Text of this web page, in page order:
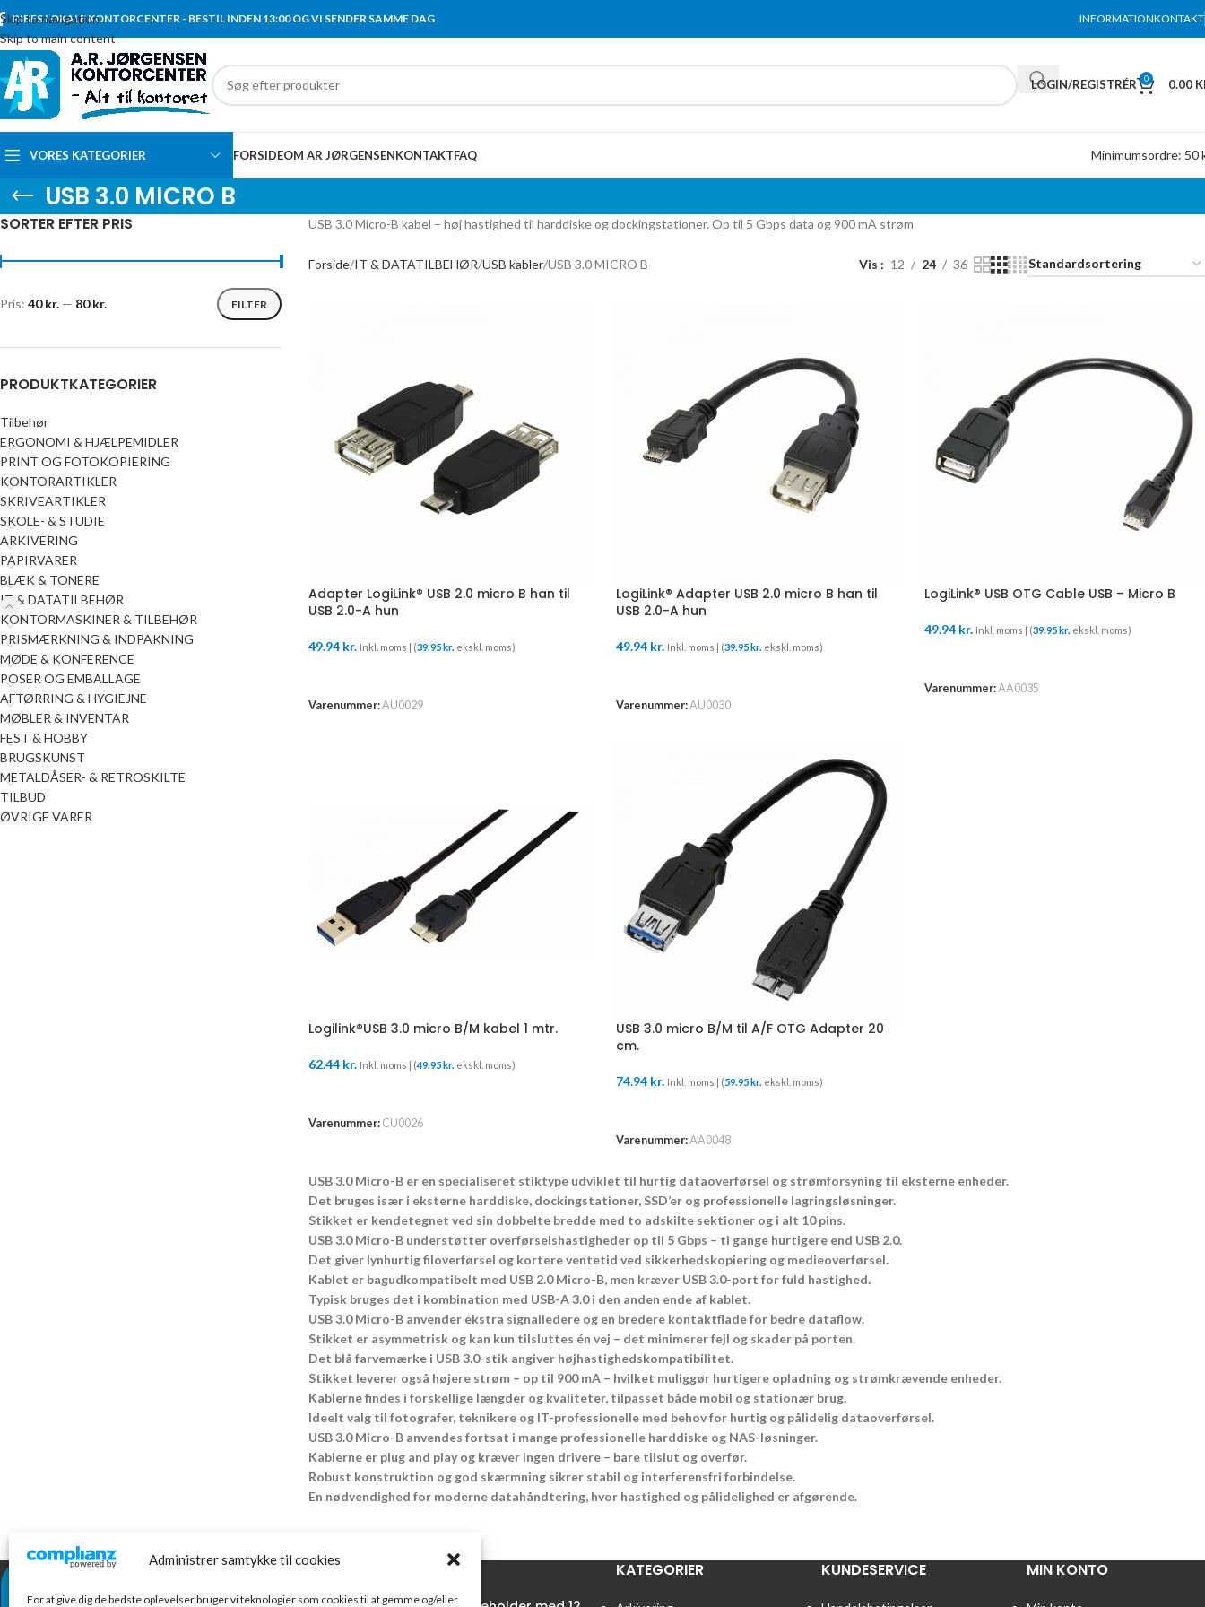
Administrer samtykke til cookies
For at give dig de bedste oplevelser bruger vi teknologier som cookies til at gemme og/eller
Skip to navigation
Skip to main content
RIBES LOKALE KONTORCENTER - BESTIL INDEN 13:00 OG VI SENDER SAMME DAG INFORMATIONKONTAKT
LOGIN/REGISTRÉR 0 0.00
VORES KATEGORIER FORSIDEOM AR JØRGENSENKONTAKTFAQ Minimumsordre: 50
USB 3.0 MICRO B
SORTER EFTER PRIS
FILTER
Pris: 40 kr. — 80 kr.
PRODUKTKATEGORIER
Tilbehør
ERGONOMI & HJÆLPEMIDLER
PRINT OG FOTOKOPIERING
KONTORARTIKLER
SKRIVEARTIKLER
SKOLE- & STUDIE
ARKIVERING
PAPIRVARER
BLÆK & TONERE
IT & DATATILBEHØR
KONTORMASKINER & TILBEHØR
PRISMÆRKNING & INDPAKNING
MØDE & KONFERENCE
POSER OG EMBALLAGE
AFTØRRING & HYGIEJNE
MØBLER & INVENTAR
FEST & HOBBY
BRUGSKUNST
METALDÅSER- & RETROSKILTE
TILBUD
ØVRIGE VARER
USB 3.0 Micro-B kabel – høj hastighed til harddiske og dockingstationer. Op til 5 Gbps data og 900 mA strøm
Forside IT & DATATILBEHØR USB kabler USB 3.0 MICRO B Vis 12 24 36
Adapter LogiLink® USB 2.0 micro B han til
USB 2.0-A hun
49.94 kr. Inkl. moms | (39.95kr. ekskl. moms)
Varenummer:AU0029
LogiLink® Adapter USB 2.0 micro B han til
USB 2.0-A hun
49.94 kr. Inkl. moms | (39.95kr. ekskl. moms)
Varenummer:AU0030
LogiLink® USB OTG Cable USB – Micro B
49.94 kr. Inkl. moms | (39.95kr. ekskl. moms)
Varenummer:AA0035
Logilink®USB 3.0 micro B/M kabel 1 mtr.
62.44 kr. Inkl. moms | (49.95 kr. ekskl. moms)
Varenummer: CU0026
USB 3.0 micro B/M til A/F OTG Adapter 20
cm.
74.94 kr. Inkl. moms | (59.95 kr. ekskl. moms)
Varenummer:AA0048
USB 3.0 Micro-B er en specialiseret stiktype udviklet til hurtig dataoverførsel og strømforsyning til eksterne enheder.
Det bruges især i eksterne harddiske, dockingstationer, SSD’er og professionelle lagringsløsninger.
Stikket er kendetegnet ved sin dobbelte bredde med to adskilte sektioner og i alt 10 pins.
USB 3.0 Micro-B understøtter overførselshastigheder op til 5 Gbps – ti gange hurtigere end USB 2.0.
Det giver lynhurtig filoverførsel og kortere ventetid ved sikkerhedskopiering og medieoverførsel.
Kablet er bagudkompatibelt med USB 2.0 Micro-B, men kræver USB 3.0-port for fuld hastighed.
Typisk bruges det i kombination med USB-A 3.0 i den anden ende af kablet.
USB 3.0 Micro-B anvender ekstra signalledere og en bredere kontaktflade for bedre dataflow.
Stikket er asymmetrisk og kan kun tilsluttes én vej – det minimerer fejl og skader på porten.
Det blå farvemærke i USB 3.0-stik angiver højhastighedskompatibilitet.
Stikket leverer også højere strøm – op til 900 mA – hvilket muliggør hurtigere opladning og strømkrævende enheder.
Kablerne findes i forskellige længder og kvaliteter, tilpasset både mobil og stationær brug.
Ideelt valg til fotografer, teknikere og IT-professionelle med behov for hurtig og pålidelig dataoverførsel.
USB 3.0 Micro-B anvendes fortsat i mange professionelle harddiske og NAS-løsninger.
Kablerne er plug and play og kræver ingen drivere – bare tilslut og overfør.
Robust konstruktion og god skærmning sikrer stabil og interferensfri forbindelse.
En nødvendighed for moderne datahåndtering, hvor hastighed og pålidelighed er afgørende.
NYESTE VARER KATEGORIER KUNDESERVICE MIN KONTO